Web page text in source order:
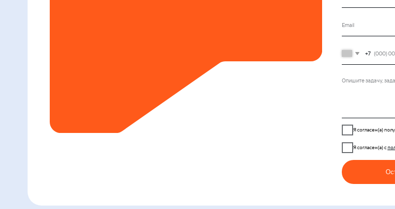
Я согласен(а) сполитикой обработки
Оставить заявку
по теме